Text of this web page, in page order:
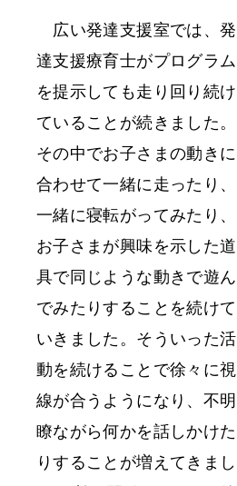
広い発達支援室では、発
達支援療育士がプログラム
を提示しても走り回り続け
ていることが続きました。
その中でお子さまの動きに
合わせて一緒に走ったり、
一緒に寝転がってみたり、
お子さまが興味を示した道
具で同じような動きで遊ん
でみたりすることを続けて
いきました。そういった活
動を続けることで徐々に視
線が合うようになり、不明
瞭ながら何かを話しかけた
りすることが増えてきまし